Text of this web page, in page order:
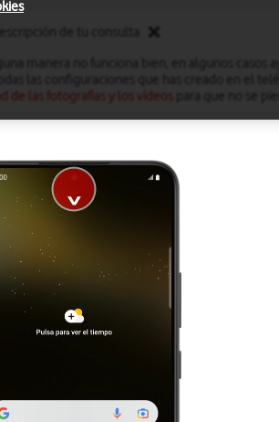
manera no funciona bien, en algunos casos
las configuraciones que has creado en el
las fotografías y los vídeos
para que no se